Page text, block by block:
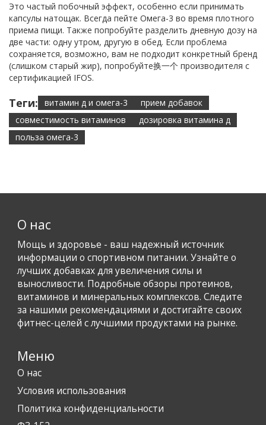
Это частый побочный эффект, особенно если принимать
капсулы натощак. Всегда пейте Омега-3 во время плотного
приема пищи. Также попробуйте разделить дневную дозу на
две части: одну утром, другую в обед. Если проблема
сохраняется, возможно, вам не подходит конкретный бренд
(слишком старый жир), попробуйте换一个 производителя с
сертификацией IFOS.
Теги: витамин д и омега-3
прием добавок
совместимость витаминов
дозировка витамина д
польза омега-3
О нас
Мощь и здоровье - ваш надежный источник
информации о спортивном питании. Узнайте о
лучших добавках для увеличения силы и
выносливости. Подробные обзоры протеинов,
витаминов и минеральных комплексов. Следите
за нашими рекомендациями и достигайте своих
фитнес-целей с лучшими продуктами на рынке.
Меню
О нас
Условия использования
Политика конфиденциальности